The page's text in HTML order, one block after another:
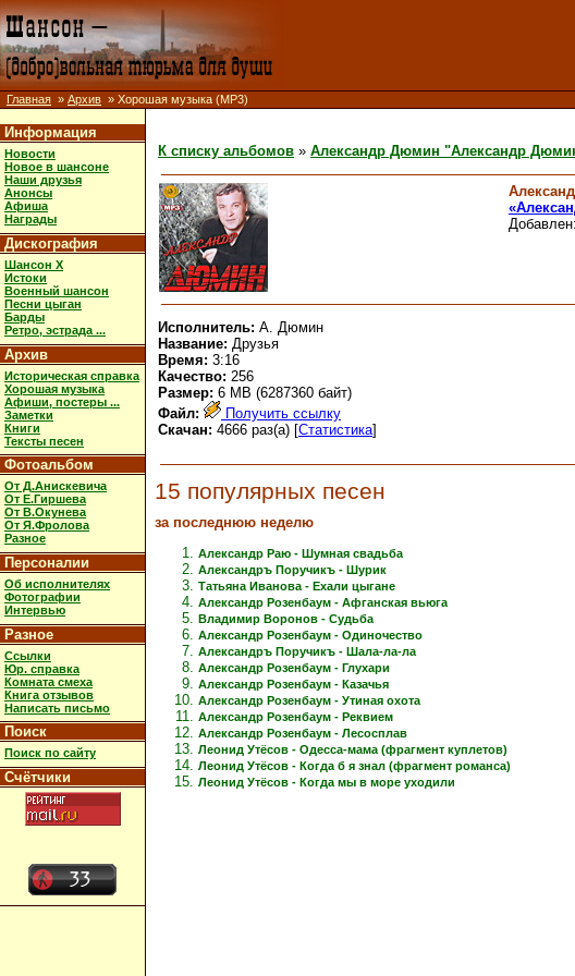
Главная » Архив » Хорошая музыка (MP3)
Информация
Новости
Новое в шансоне
Наши друзья
Анонсы
Афиша
Награды
Дискография
Шансон X
Истоки
Военный шансон
Песни цыган
Барды
Ретро, эстрада ...
Архив
Историческая справка
Хорошая музыка
Афиши, постеры ...
Заметки
Книги
Тексты песен
Фотоальбом
От Д.Анискевича
От Е.Гиршева
От В.Окунева
От Я.Фролова
Разное
Персоналии
Об исполнителях
Фотографии
Интервью
Разное
Ссылки
Юр. справка
Комната смеха
Книга отзывов
Написать письмо
Поиск
Поиск по сайту
Счётчики
К списку альбомов » Александр Дюмин "Александр
Добавлен:
Исполнитель: А. Дюмин
Название: Друзья
Время: 3:16
Качество: 256
Размер: 6 MB (6287360 байт)
Файл:
Получить ссылку
Скачан: 4666 раз(а) [Статистика]
15 популярных песен
за последнюю неделю
Александр Раю - Шумная свадьба
Александръ Поручикъ - Шурик
Татьяна Иванова - Ехали цыгане
Александр Розенбаум - Афганская вьюга
Владимир Воронов - Судьба
Александр Розенбаум - Одиночество
Александръ Поручикъ - Шала-ла-ла
Александр Розенбаум - Глухари
Александр Розенбаум - Казачья
Александр Розенбаум - Утиная охота
Александр Розенбаум - Реквием
Александр Розенбаум - Лесосплав
Леонид Утёсов - Одесса-мама (фрагмент куплетов)
Леонид Утёсов - Когда б я знал (фрагмент романса)
Леонид Утёсов - Когда мы в море уходили